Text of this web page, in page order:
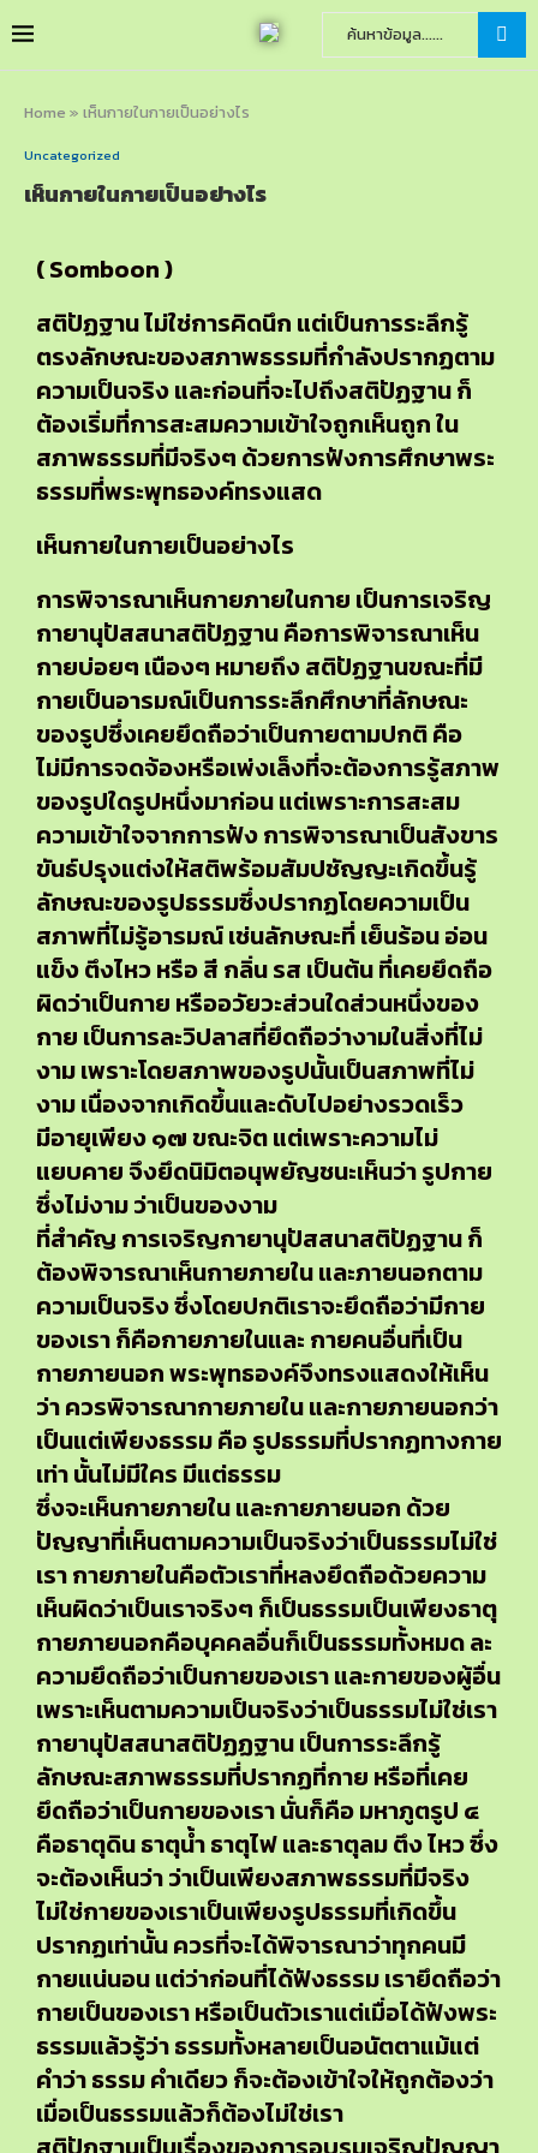
Home » เห็นกายในกายเป็นอย่างไร
Uncategorized
เห็นกายในกายเป็นอย่างไร
( Somboon )
สติปัฏฐาน ไม่ใช่การคิดนึก แต่เป็นการระลึกรู้
ตรงลักษณะของสภาพธรรมที่กำลังปรากฏตาม
ความเป็นจริง และก่อนที่จะไปถึงสติปัฏฐาน ก็
ต้องเริ่มที่การสะสมความเข้าใจถูกเห็นถูก ใน
สภาพธรรมที่มีจริงๆ ด้วยการฟังการศึกษาพระ
ธรรมที่พระพุทธองค์ทรงแสด
เห็นกายในกายเป็นอย่างไร
การพิจารณาเห็นกายภายในกาย เป็นการเจริญ
กายานุปัสสนาสติปัฏฐาน คือการพิจารณาเห็น
กายบ่อยๆ เนืองๆ หมายถึง สติปัฏฐานขณะที่มี
กายเป็นอารมณ์เป็นการระลึกศึกษาที่ลักษณะ
ของรูปซึ่งเคยยึดถือว่าเป็นกายตามปกติ คือ
ไม่มีการจดจ้องหรือเพ่งเล็งที่จะต้องการรู้สภาพ
ของรูปใดรูปหนึ่งมาก่อน แต่เพราะการสะสม
ความเข้าใจจากการฟัง การพิจารณาเป็นสังขาร
ขันธ์ปรุงแต่งให้สติพร้อมสัมปชัญญะเกิดขึ้นรู้
ลักษณะของรูปธรรมซึ่งปรากฏโดยความเป็น
สภาพที่ไม่รู้อารมณ์ เช่นลักษณะที่ เย็นร้อน อ่อน
แข็ง ตึงไหว หรือ สี กลิ่น รส เป็นต้น ที่เคยยึดถือ
ผิดว่าเป็นกาย หรืออวัยวะส่วนใดส่วนหนึ่งของ
กาย เป็นการละวิปลาสที่ยึดถือว่างามในสิ่งที่ไม่
งาม เพราะโดยสภาพของรูปนั้นเป็นสภาพที่ไม่
งาม เนื่องจากเกิดขึ้นและดับไปอย่างรวดเร็ว
มีอายุเพียง ๑๗ ขณะจิต แต่เพราะความไม่
แยบคาย จึงยึดนิมิตอนุพยัญชนะเห็นว่า รูปกาย
ซึ่งไม่งาม ว่าเป็นของงาม
ที่สำคัญ การเจริญกายานุปัสสนาสติปัฏฐาน ก็
ต้องพิจารณาเห็นกายภายใน และภายนอกตาม
ความเป็นจริง ซึ่งโดยปกติเราจะยึดถือว่ามีกาย
ของเรา ก็คือกายภายในและ กายคนอื่นที่เป็น
กายภายนอก พระพุทธองค์จึงทรงแสดงให้เห็น
ว่า ควรพิจารณากายภายใน และกายภายนอกว่า
เป็นแต่เพียงธรรม คือ รูปธรรมที่ปรากฏทางกาย
เท่า นั้นไม่มีใคร มีแต่ธรรม
ซึ่งจะเห็นกายภายใน และกายภายนอก ด้วย
ปัญญาที่เห็นตามความเป็นจริงว่าเป็นธรรมไม่ใช่
เรา กายภายในคือตัวเราที่หลงยึดถือด้วยความ
เห็นผิดว่าเป็นเราจริงๆ ก็เป็นธรรมเป็นเพียงธาตุ
กายภายนอกคือบุคคลอื่นก็เป็นธรรมทั้งหมด ละ
ความยึดถือว่าเป็นกายของเรา และกายของผู้อื่น
เพราะเห็นตามความเป็นจริงว่าเป็นธรรมไม่ใช่เรา
กายานุปัสสนาสติปัฏฏฐาน เป็นการระลึกรู้
ลักษณะสภาพธรรมที่ปรากฏที่กาย หรือที่เคย
ยึดถือว่าเป็นกายของเรา นั่นก็คือ มหาภูตรูป ๔
คือธาตุดิน ธาตุน้ำ ธาตุไฟ และธาตุลม ตึง ไหว ซึ่ง
จะต้องเห็นว่า ว่าเป็นเพียงสภาพธรรมที่มีจริง
ไม่ใช่กายของเราเป็นเพียงรูปธรรมที่เกิดขึ้น
ปรากฏเท่านั้น ควรที่จะได้พิจารณาว่าทุกคนมี
กายแน่นอน แต่ว่าก่อนที่ได้ฟังธรรม เรายึดถือว่า
กายเป็นของเรา หรือเป็นตัวเราแต่เมื่อได้ฟังพระ
ธรรมแล้วรู้ว่า ธรรมทั้งหลายเป็นอนัตตาแม้แต่
คำว่า ธรรม คำเดียว ก็จะต้องเข้าใจให้ถูกต้องว่า
เมื่อเป็นธรรมแล้วก็ต้องไม่ใช่เรา